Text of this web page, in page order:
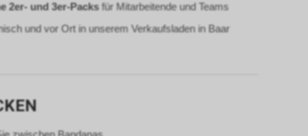
2er- und 3er-Packsfür Mitarbeitende und Teams
und vor Ort in unserem Verkaufsladen in Baar
von uns
dass
dass